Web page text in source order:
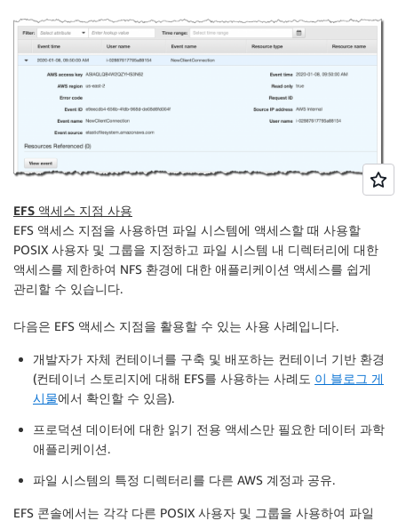
EFS 액세스 지점 사용
EFS 액세스 지점을 사용하면 파일 시스템에 액세스할 때 사용할
POSIX 사용자 및 그룹을 지정하고 파일 시스템 내 디렉터리에 대한
액세스를 제한하여 NFS 환경에 대한 애플리케이션 액세스를 쉽게
관리할 수 있습니다.
다음은 EFS 액세스 지점을 활용할 수 있는 사용 사례입니다.
개발자가 자체 컨테이너를 구축 및 배포하는 컨테이너 기반 환경
(컨테이너 스토리지에 대해 EFS를 사용하는 사례도 이 블로그 게
시물에서 확인할 수 있음).
프로덕션 데이터에 대한 읽기 전용 액세스만 필요한 데이터 과학
애플리케이션.
파일 시스템의 특정 디렉터리를 다른 AWS 계정과 공유.
EFS 콘솔에서는 각각 다른 POSIX 사용자 및 그룹을 사용하여 파일